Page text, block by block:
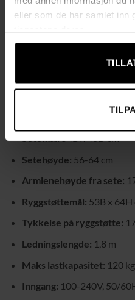
eller som de har samlet inn
hjemmet eller kontoret.
65B x
Setemål:54B x 46D cm
Setehøyde: 56-64 cm
Armlenehøyde fra sete:
Ryggstøttemål: 53B x 64H
Tykkelse på ryggstøtte:
Ledningslengde: 1,8 m
Maks lastkapasitet: 120 kg
Inngang: 100-240V, 50/